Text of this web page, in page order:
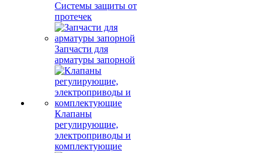
Системы защиты от
протечек
Запчасти для
арматуры запорной
Клапаны
регулирующие,
электроприводы и
комплектующие